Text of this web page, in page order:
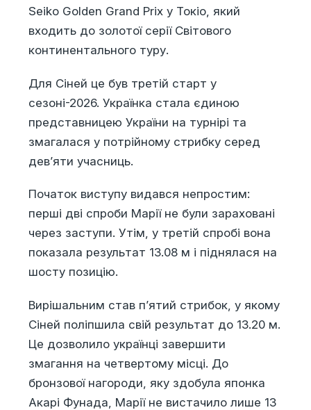
Seiko Golden Grand Prix у Токіо, який
входить до золотої серії Світового
континентального туру.
Для Сіней це був третій старт у
сезоні-2026. Українка стала єдиною
представницею України на турнірі та
змагалася у потрійному стрибку серед
дев’яти учасниць.
Початок виступу видався непростим:
перші дві спроби Марії не були зараховані
через заступи. Утім, у третій спробі вона
показала результат 13.08 м і піднялася на
шосту позицію.
Вирішальним став п’ятий стрибок, у якому
Сіней поліпшила свій результат до 13.20 м.
Це дозволило українці завершити
змагання на четвертому місці. До
бронзової нагороди, яку здобула японка
Акарі Фунада, Марії не вистачило лише 13